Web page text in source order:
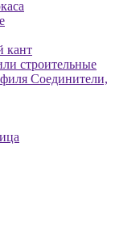
кант
строительные
Соединители,